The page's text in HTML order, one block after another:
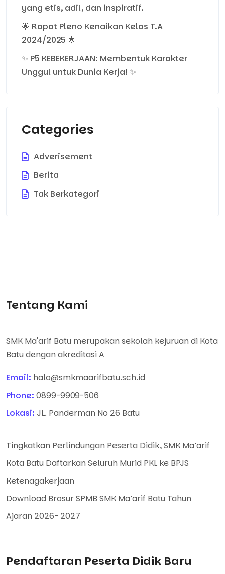
yang etis, adil, dan inspiratif.
🌟 Rapat Pleno Kenaikan Kelas T.A
2024/2025 🌟
✨ P5 KEBEKERJAAN: Membentuk Karakter
Unggul untuk Dunia Kerja! ✨
Categories
Adverisement
Berita
Tak Berkategori
Tentang Kami
SMK Ma'arif Batu merupakan sekolah kejuruan di Kota
Batu dengan akreditasi A
Email: halo@smkmaarifbatu.sch.id
Phone: 0899-9909-506
Lokasi: JL. Panderman No 26 Batu
Tingkatkan Perlindungan Peserta Didik, SMK Ma’arif
Kota Batu Daftarkan Seluruh Murid PKL ke BPJS
Ketenagakerjaan
Download Brosur SPMB SMK Ma’arif Batu Tahun
Ajaran 2026- 2027
Pendaftaran Peserta Didik Baru